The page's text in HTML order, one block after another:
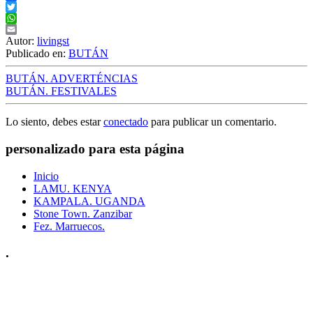
Facebook
Twitter
WhatsApp
Email
Autor: livingst
Publicado en: BUTÁN
BUTÁN. ADVERTÉNCIAS
BUTÁN. FESTIVALES
Lo siento, debes estarconectado para publicar un comentario.
personalizado para esta página
Inicio
LAMU. KENYA
KAMPALA. UGANDA
Stone Town. Zanzibar
Fez. Marruecos.
.